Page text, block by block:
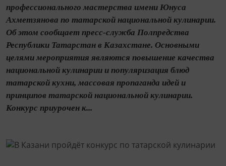
профессионального мастерства имени Юнуса
Ахметзянова по татарской национальной кулинарии.
Об этом сообщает пресс-служба Полпредства
Республики Татарстан в Казахстане. Основными
целями мероприятия являются повышение качества
национальной кулинарии и популяризация блюд
татарской кухни, массовая пропаганда идей и
принципов татарской национальной кулинарии.
Конкурс приурочен к...